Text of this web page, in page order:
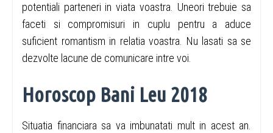
potentiali parteneri in viata voastra. Uneori trebuie sa
faceti si compromisuri in cuplu pentru a aduce
suficient romantism in relatia voastra. Nu lasati sa se
dezvolte lacune de comunicare intre voi.
Horoscop Bani Leu 2018
Situatia financiara sa va imbunatati mult in acest an.